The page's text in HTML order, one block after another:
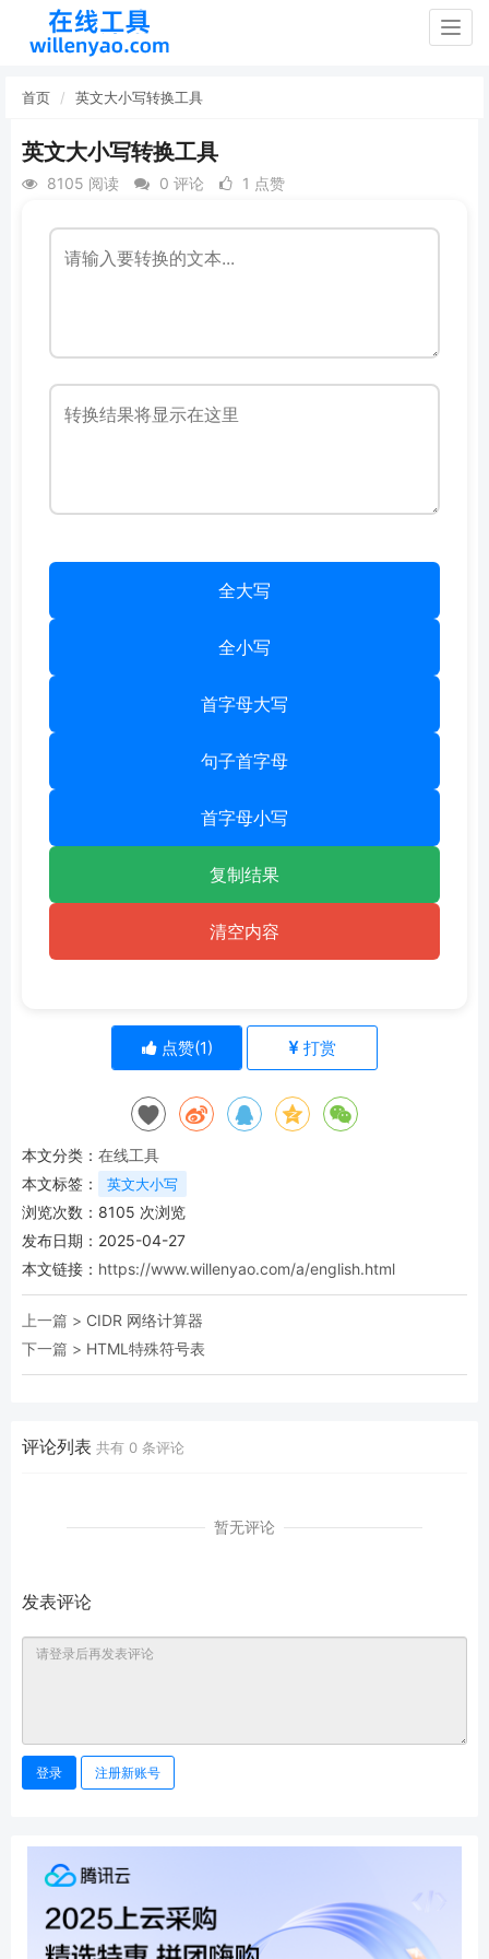
首页 英文大小写转换工具
英文大小写转换工具
8105 阅读 0 评论 1 点赞
全大写
全小写
首字母大写
句子首字母
首字母小写
复制结果
清空内容
点赞(1) 打赏
本文分类： 在线工具
本文标签：
英文大小写
浏览次数： 8105 次浏览
发布日期：2025-04-27
本文链接： https://www.willenyao.com/a/english.html
上一篇 > CIDR 网络计算器
下一篇 > HTML特殊符号表
评论列表 共有 0 条评论
暂无评论
发表评论
登录 注册新账号